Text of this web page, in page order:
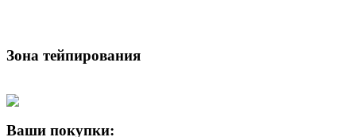
Зона тейпирования
Ваши покупки: